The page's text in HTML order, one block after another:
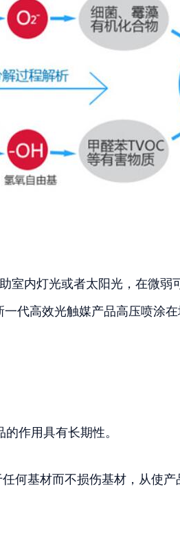
内灯光或者太阳光，在微弱
代高效光触媒产品高压喷涂
作用具有长期性。
基材而不损伤基材，从使产